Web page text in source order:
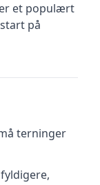
et populært
på
terninger